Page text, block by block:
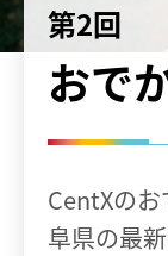
第2回
おで
CentXの
阜県の最